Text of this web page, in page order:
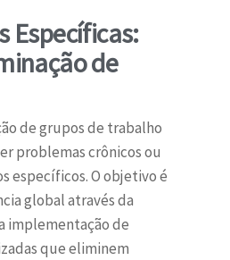
Específicas:
de
de grupos de trabalho
problemas crônicos ou
específicos. O objetivo é
global através da
implementação de
que eliminem